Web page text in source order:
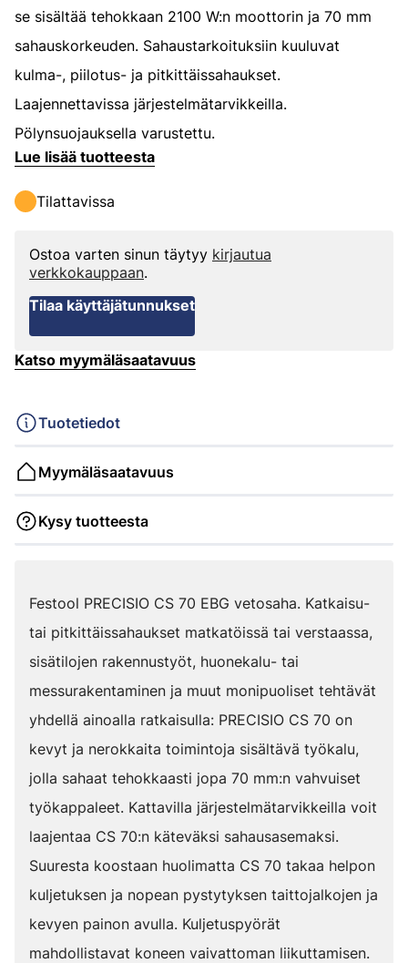
se sisältää tehokkaan 2100 W:n moottorin ja 70 mm
sahauskorkeuden. Sahaustarkoituksiin kuuluvat
kulma-, piilotus- ja pitkittäissahaukset.
Laajennettavissa järjestelmätarvikkeilla.
Pölynsuojauksella varustettu.
Lue lisää tuotteesta
Tilattavissa
Ostoa varten sinun täytyy kirjautua
verkkokauppaan.
Tilaa käyttäjätunnukset
Katso myymäläsaatavuus
Tuotetiedot
Myymäläsaatavuus
Kysy tuotteesta
Festool PRECISIO CS 70 EBG vetosaha. Katkaisu-
tai pitkittäissahaukset matkatöissä tai verstaassa,
sisätilojen rakennustyöt, huonekalu- tai
messurakentaminen ja muut monipuoliset tehtävät
yhdellä ainoalla ratkaisulla: PRECISIO CS 70 on
kevyt ja nerokkaita toimintoja sisältävä työkalu,
jolla sahaat tehokkaasti jopa 70 mm:n vahvuiset
työkappaleet. Kattavilla järjestelmätarvikkeilla voit
laajentaa CS 70:n käteväksi sahausasemaksi.
Suuresta koostaan huolimatta CS 70 takaa helpon
kuljetuksen ja nopean pystytyksen taittojalkojen ja
kevyen painon avulla. Kuljetuspyörät
mahdollistavat koneen vaivattoman liikuttamisen.